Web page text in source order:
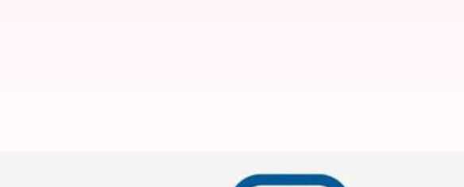
UMANG ऐप द्वारा प्रदान की जाने वाली सेवाएँ